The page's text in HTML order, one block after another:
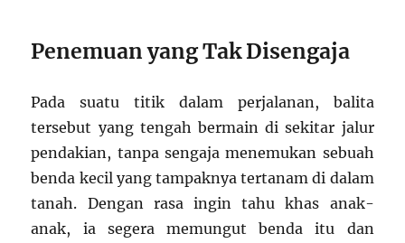
Penemuan yang Tak Disengaja
Pada suatu titik dalam perjalanan, balita
tersebut yang tengah bermain di sekitar jalur
pendakian, tanpa sengaja menemukan sebuah
benda kecil yang tampaknya tertanam di dalam
tanah. Dengan rasa ingin tahu khas anak-
anak, ia segera memungut benda itu dan